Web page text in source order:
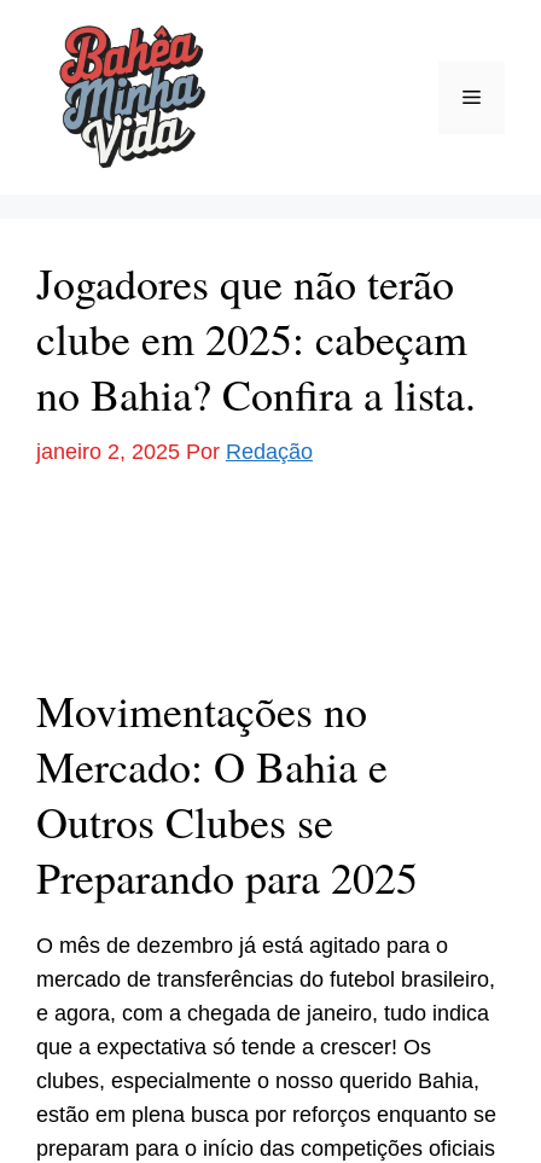
conteúdo
Menu
Jogadores que não terão
clube em 2025: cabeçam
no Bahia? Confira a lista.
janeiro 2, 2025 Por Redação
Movimentações no
Mercado: O Bahia e
Outros Clubes se
Preparando para 2025
O mês de dezembro já está agitado para o
mercado de transferências do futebol brasileiro,
e agora, com a chegada de janeiro, tudo indica
que a expectativa só tende a crescer! Os
clubes, especialmente o nosso querido Bahia,
estão em plena busca por reforços enquanto se
preparam para o início das competições oficiais